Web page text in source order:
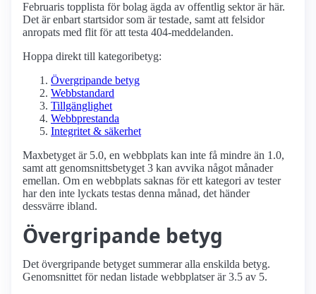
Februaris topplista för bolag ägda av offentlig sektor är här.
Det är enbart startsidor som är testade, samt att felsidor
anropats med flit för att testa 404-meddelanden.
Hoppa direkt till kategoribetyg:
Övergripande betyg
Webbstandard
Tillgänglighet
Webbprestanda
Integritet & säkerhet
Maxbetyget är 5.0, en webbplats kan inte få mindre än 1.0,
samt att genomsnittsbetyget 3 kan avvika något månader
emellan. Om en webbplats saknas för ett kategori av tester
har den inte lyckats testas denna månad, det händer
dessvärre ibland.
Övergripande betyg
Det övergripande betyget summerar alla enskilda betyg.
Genomsnittet för nedan listade webbplatser är 3.5 av 5.